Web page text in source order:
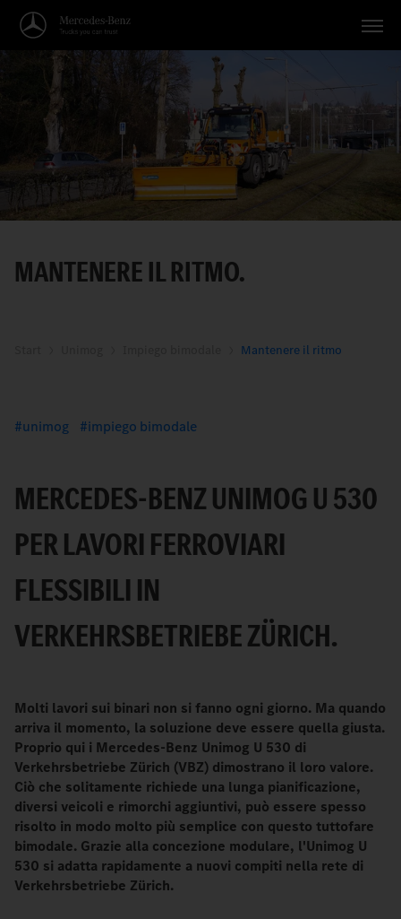
Veicoli
Italiano
MANTENERE IL RITMO.
Mantenere il ritmo
unimog impiego bimodale
MERCEDES-BENZ UNIMOG U 530
PER LAVORI FERROVIARI
FLESSIBILI IN
VERKEHRSBETRIEBE ZÜRICH.
Molti lavori sui binari non si fanno ogni giorno. Ma quando
arriva il momento, la soluzione deve essere quella giusta.
Proprio qui i Mercedes-Benz Unimog U 530 di
Verkehrsbetriebe Zürich (VBZ) dimostrano il loro valore.
Ciò che solitamente richiede una lunga pianificazione,
diversi veicoli e rimorchi aggiuntivi, può essere spesso
risolto in modo molto più semplice con questo tuttofare
bimodale. Grazie alla concezione modulare, l'Unimog U
530 si adatta rapidamente a nuovi compiti nella rete di
Verkehrsbetriebe Zürich.